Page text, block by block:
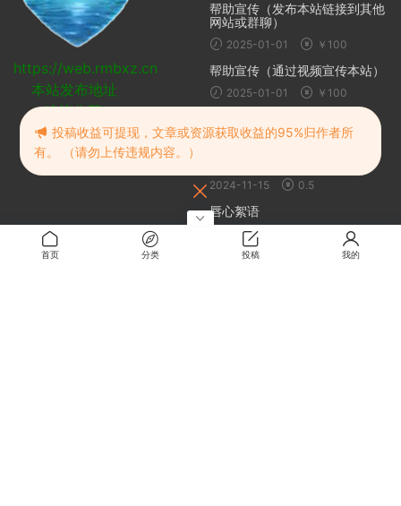
https://web.rmbxz.cn
本站发布地址
建议收藏
帮助宣传（发布本站链接到其他
网站或群聊）
2025-01-01 ￥100
帮助宣传（通过视频宣传本站）
2025-01-01 ￥100
随机推荐
2024-11-15 0.5
唇心絮语
School Game
首页 分类 投稿 我的
投稿收益可提现，文章或资源获取收益的95%归作者所
有。 （请勿上传违规内容。）